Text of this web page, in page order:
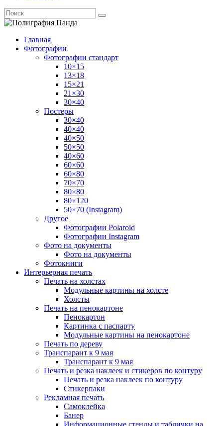
Главная
Фотографии
Фотографии стандарт
10×15
13×18
15×21
21×30
30×40
Постеры
30×40
40×40
40×50
50×50
40×60
60×60
60×80
70×70
80×80
80×120
50×70 (Instagram)
Другое
Фотографии Polaroid
Фотографии Instagram
Фото на документы
Фото на документы
Фотокниги
Интерьерная печать
Печать на холстах
Модульные картины на холсте
Холсты
Печать на пенокартоне
Пенокартон
Картинка с паспарту
Модульные картины на пенокартоне
Печать по дереву
Транспарант к 9 мая
Транспарант к 9 мая
Печать и резка наклеек и стикеров по контуру
Печать и резка наклеек по контуру
Стикерпаки
Рекламная печать
Самоклейка
Банер
Информационные стенды и таблички на